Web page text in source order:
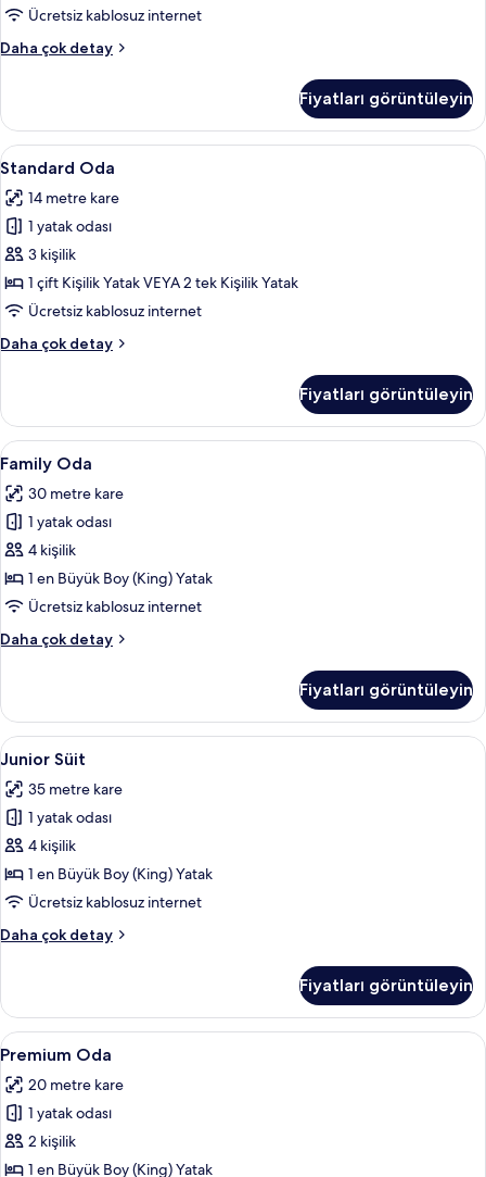
fotoğrafları
Ücretsiz kablosuz internet
Daha çok detay
Superior
hakkında
daha
fazla
Fiyatları görüntüleyin
Standard
Oda
için
tüm
fotoğrafları
görün
Duş, lüks banyo/kozmetik ürünleri,
1
Standard Oda
14 metre kare
1 yatak odası
3 kişilik
1 çift Kişilik Yatak VEYA 2 tek Kişilik Yatak
Ücretsiz kablosuz internet
Daha çok detay
Standard
fazla
detay
Fiyatları görüntüleyin
Family
Oda
için
tüm
fotoğrafları
görün
Family Oda | Kaliteli yatak takımı,
7
Family Oda
30 metre kare
1 yatak odası
4 kişilik
1 en Büyük Boy (King) Yatak
Ücretsiz kablosuz internet
Daha çok detay
Family
fazla
detay
Fiyatları görüntüleyin
Junior
Süit
için
tüm
fotoğrafları
görün
Junior Süit | Kaliteli yatak takımı,
8
Junior Süit
35 metre kare
1 yatak odası
4 kişilik
1 en Büyük Boy (King) Yatak
Ücretsiz kablosuz internet
Daha çok detay
Junior
fazla
detay
Fiyatları görüntüleyin
Premium
Oda
için
tüm
fotoğrafları
görün
Premium Oda | Kaliteli yatak takımı,
6
Premium Oda
20 metre kare
1 yatak odası
2 kişilik
1 en Büyük Boy (King) Yatak